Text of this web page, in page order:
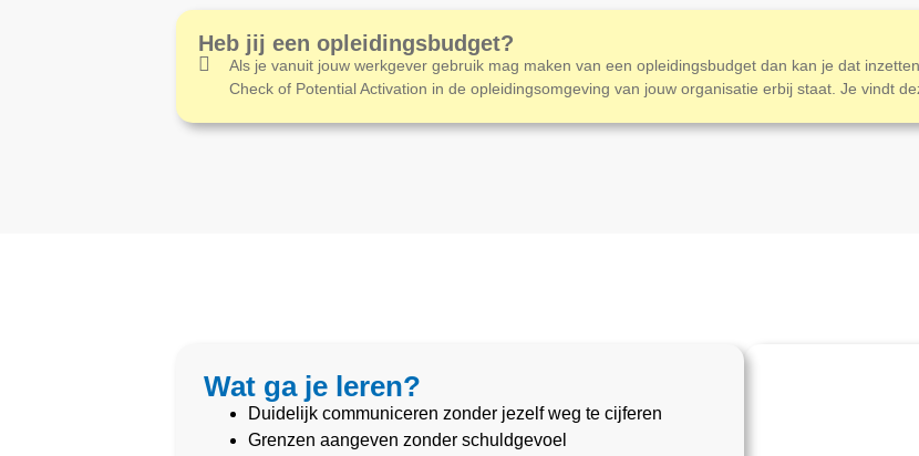
Heb jij een opleidingsbudget?
Als je vanuit jouw werkgever gebruik mag maken van een opleidingsbudget dan kan je dat
Check of Potential Activation in de opleidingsomgeving van jouw organisatie erbij staat. Je vindt
Wat ga je leren?
Duidelijk communiceren zonder jezelf weg te cijferen
Grenzen aangeven zonder schuldgevoel